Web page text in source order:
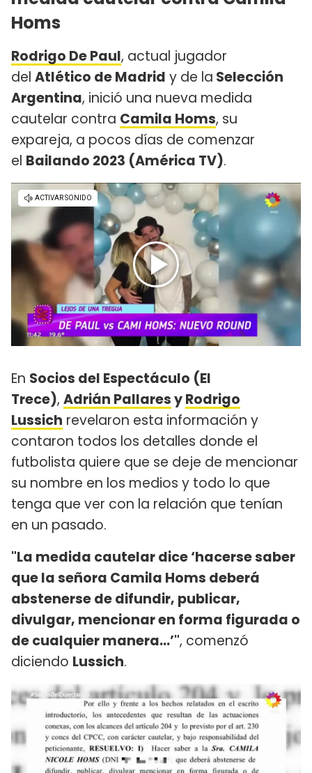
Homs
Rodrigo De Paul, actual jugador
del Atlético de Madrid y de la Selección
Argentina, inició una nueva medida
cautelar contra Camila Homs, su
expareja, a pocos días de comenzar
el Bailando 2023 (América TV).
En Socios del Espectáculo (El
Trece), Adrián PallaresyRodrigo
Lussich revelaron esta información y
contaron todos los detalles donde el
futbolista quiere que se deje de mencionar
su nombre en los medios y todo lo que
tenga que ver con la relación que tenían
en un pasado.
"La medida cautelar dice ‘hacerse saber
que la señora Camila Homs deberá
abstenerse de difundir, publicar,
divulgar, mencionar en forma figurada o
de cualquier manera...’", comenzó
diciendo Lussich.